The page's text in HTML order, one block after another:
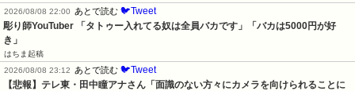
2026/08/08 22:00
あとで読む 🐦Tweet
彫り師YouTuber 「タトゥー入れてる奴は全員バカです」「バカは5000円が好
き」
はちま起稿
2026/08/08 23:12
あとで読む 🐦Tweet
【悲報】テレ東・田中瞳アナさん「面識のない方々にカメラを向けられることに